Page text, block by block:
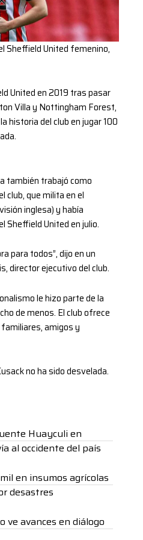
Sheffield United femenino,
United en 2019 tras pasar
Villa y Nottingham Forest,
historia del club en jugar 100
también trabajó como
club, que milita en el
inglesa) y había
Sheffield United en julio.
para todos”, dijo en un
director ejecutivo del club.
le hizo parte de la
de menos. El club ofrece
amigos y
no ha sido desvelada.
Huayculi en
al occidente del país
en insumos agrícolas
desastres
ve avances en diálogo